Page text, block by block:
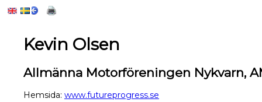
Kevin Olsen
Allmänna Motorföreningen Nykvarn,
Hemsida: www.futureprogress.se